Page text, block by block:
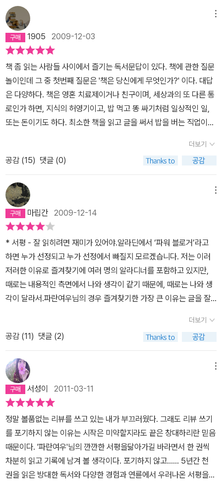
1905 2009-12-03
책 좀 읽는 사람들 사이에서 즐기는 독서문답이 있다. 책에 관한 질문
놀이인데 그 중 첫번째 질문은 '책은 당신에게 무엇인가?' 이다. 대답
은 다양하다. 책은 영혼 치료제이거나 친구이며, 세상과의 또 다른 통
로인가 하면, 지식의 허영기이고, 밥 먹고 똥 싸기처럼 일상적인 일,
또는 돈이기도 하다. 최소한 책을 읽고 글을 써서 밥을 버는 직업이라
야기.(p71)집의 방 한칸 네면 빼곡히 책이 둘러싸여 있다. 나와 아이
들이 책방이라고 부르는공간.책방으로 만들려고 작정한 것은 아니었
지만 책을 한권 두권 사다보니, 책이 그 방을 전부 차지하게 되었던 것
이다. 언젠가 책방이 된 방을 뿌듯하게 흝어본 후,아들에게 바슐라르
의 그 유명한 문구(책이 많은 곳, 그 곳이 천국이 아닐까! 했던 문구)
를 표절하며, 민준아, 이 방이 천국의 책방 같지 않니? 하고 물었더니,
리모컨과 베개를 벗삼으며게임 유흥에 빠진우리 아들이 하는 말, 엄
마, 난 책 읽는 게 지옥이야. 땡땡땡! 뭐 더 이상 할 말이 없었지만,문
득 아들의 말에, 천국과 지옥이 상대적일 수 있구나 하는 생각이 들었
다. 흔히 사람들은 꿀과 젖이 흐르는 땅 그리고 살기 좋은 곳을 천국이
라 비유하며 그 천국으로 들어가기 위해 기를 쓰지만,몸 움직이는 것
을 좋아하는 누군가에겐 건들건들 놀 수 있는, 꿀과 젖이 흐르는곳이
지옥일 수 있구나, 하는 생각이 들었다. 이런 말이다. 음주가무를 좋아
하는 그 누군가에게 책이 많은 천국은 지옥이고 음주가무를 싫어하지
국과 지옥은 내가 처한 관점과 상황에 따라 언제나 그 모습을 바꿀 수
있으며 내가 실존해 있는 이 곳이 천국일 수 있다라는 말도 된다(참고
로 난 도킨스와 윌슨빠로서 무신론자이다).그렇다. 천국은 저 멀리 있
기보다는 내 가까이 있으며 어쩌면 내가 천국의 한칸에 살고 있는데
그것을 깨달지 못하고 있을 뿐이다. 지금까지투정부리며 살고 있지
만, 사실 현재 난 내 삶의 그 어느 때보다 책친구가 많다. 그것만으로
천국의 나날을 보내고 있는 것이 아닌가. 부부 싸움이 끊일 날이 없었
던, 평온치 못했던 10대시절 나의 유일한 도피처이자 안식처는 책이
었지만, 그 책을 매개로 소통할 수 있는 친구는 없었다.끽해야 대학시
더보기
공감 (15) 댓글 (0)
마립간 2009-12-14
* 서평 - 잘 읽히려면 재미가 있어야.알라딘에서 ‘파워 블로거’라고
하면 누가 선정되고 누가 선정에서 빠질지 모르겠습니다. 저는 이러
저러한 이유로 즐겨찾기에 여러 명의 알라디너를 포함하고 있지만,
때로는 내용적인 측면에서 나와 생각이 같기 때문에, 때로는 나와 생
각이 달라서.파란여우님의 경우 즐겨찾기한 가장 큰 이유는 글을 잘
을 쓴 것을 말합니다. (한 분 더 계신데, ‘마냐’님도 비슷한 느낌을 줍
니다.)‘플라시보’님이나 ‘로쟈’님이 내신 책도 구입했지만 그 때는 그
냥 구입했습니다. 그런데, <깐깐한 독서 본능>은 바로 구입했습니다.
이유가 있었기 때문입니다. 같을 책을 읽고 같은 느낌을 받고 서평을
썼는데, 제가 쓴 글은 무색, 무취, 무미한 반면, 파란여우님은 서평 자
체가 필력을 느끼게 했습니다. 어떤 서평의 경우는 원래 책 보다 ‘파란
여우’님의 서평이 더 재미있게 느껴지기도 했습니다. 목차에서 제가
읽은 것을 먼저 확인하고 읽기 시작했습니다.저는 독서를 재미 즉 희
열을 느끼기 위해 읽습니다. 그 희열은 통찰력에서 나옵니다. 즉 행간
行間의 의미를 파악하는 것이 중요합니다. 그런데 이왕이면 독자가
얻는 통찰을 재미있게 표현하면 금상첨화가 아니겠습니까? 음식으로
따지면 영양가도 있고 맛도 좋고. 아마도 통찰력은 사회과학이나 인
더보기
공감 (11) 댓글 (2)
서성이 2011-03-11
정말 볼품없는 리뷰를 쓰고 있는 내가 부끄러웠다. 그래도 리뷰 쓰기
를 포기하지 않는 이유는 시작은 미약할지라도 끝은 창대하리란 믿음
때문이다. '파란여우'님의 깐깐한 서평을닮아가길 바라면서 한 권씩
차분히 읽고 기록에 남겨 볼 생각이다. 포기하지 않고...... 5년간 천
권을 읽은 방대한 독서와 다양한 경험과 연륜에서 우러나온 서평을